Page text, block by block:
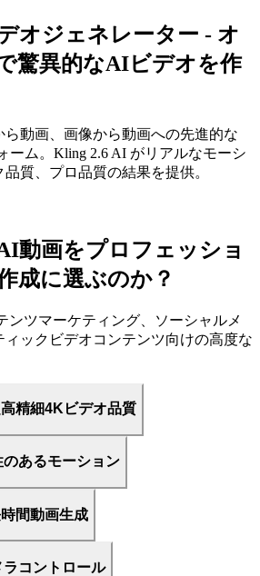
オジェネレーター - オ
驚異的なAIビデオを作
ら動画、画像から動画への先進的な
ーム。Kling 2.6 AI がリアルなモーシ
質、プロ品質の結果を提供。
動画をプロフェッショ
成に選ぶのか？
ンツマーケティング、ソーシャルメ
ックビデオコンテンツ向けの高度な
精細4Kビデオ品質
あるモーション
間動画生成
コントロール